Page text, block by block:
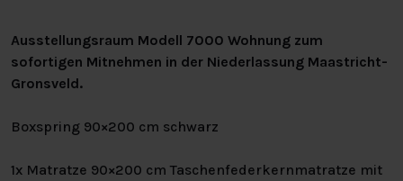
Ausstellungsraum Modell 7000 Wohnung zum
sofortigen Mitnehmen in der Niederlassung Maastricht-
Gronsveld.
Boxspring 90×200 cm schwarz
1x Matratze 90×200 cm Taschenfederkernmatratze mit